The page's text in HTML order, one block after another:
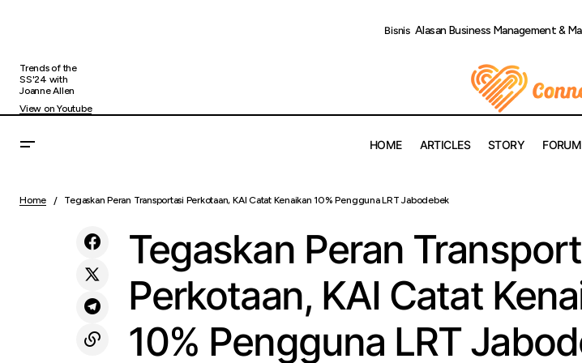
Bisnis Alasan Business Management &
Trends of the
SS'24 with
Joanne Allen
View on Youtube
HOME ARTICLES STORY FORUM
Penumpang, Naik 14 Persen Selama Libur
Uncategorized Jabodebek
Home Tegaskan Peran Transportasi Perkotaan, KAI Catat Kenaikan 10% Pengguna LRT Jabodebek
Tegaskan Peran
Perkotaan, KAI Catat
10% Pengguna LRT